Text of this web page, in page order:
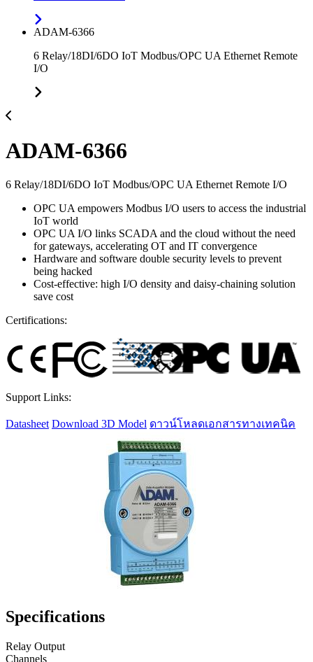
ADAM-6366
6 Relay/18DI/6DO IoT Modbus/OPC UA Ethernet Remote
I/O
ADAM-6366
6 Relay/18DI/6DO IoT Modbus/OPC UA Ethernet Remote I/O
OPC UA empowers Modbus I/O users to access the industrial
IoT world
OPC UA I/O links SCADA and the cloud without the need
for gateways, accelerating OT and IT convergence
Hardware and software double security levels to prevent
being hacked
Cost-effective: high I/O density and daisy-chaining solution
save cost
Certifications:
Support Links:
Datasheet Download 3D Model ดาวน์โหลดเอกสารทางเทคนิค
Specifications
Relay Output
Channels